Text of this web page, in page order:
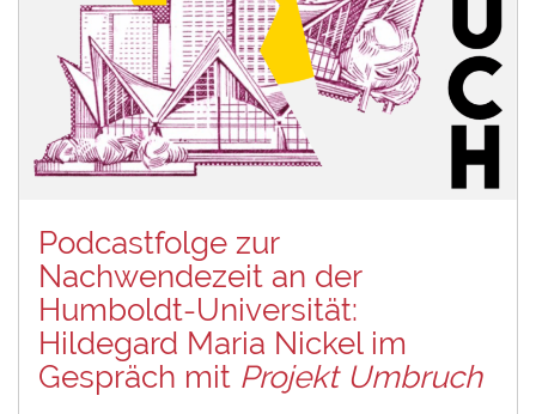
Podcastfolge zur
Nachwendezeit an der
Humboldt-Universität:
Hildegard Maria Nickel im
Gespräch mit Projekt Umbruch